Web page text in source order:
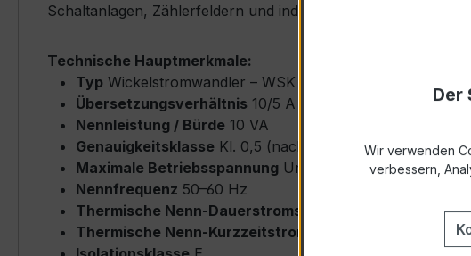
Schaltanlagen, Zählerfeldern und industriellen Mess- und
Technische Hauptmerkmale:
Typ Wickelstromwandler – WSK 60
Übersetzungsverhältnis 10/5 A (Primärnennstrom 10
Nennleistung / Bürde 10 VA
Genauigkeitsklasse Kl. 0,5 (nach IEC/EN 61869-2 bzw.
Maximale Betriebsspannung Um ≤ 0,72 kV
Nennfrequenz 50–60 Hz
Thermische Nenn-Dauerstromstärke
Icth = 1,0 × Ipr
Thermische Nenn-Kurzzeitstromstärke
Ith = 60 × Ipr, 1
Der
Wir verwenden
verbessern,